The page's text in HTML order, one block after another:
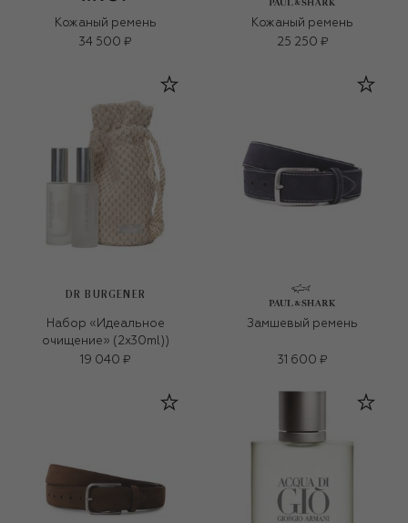
Кожаный ремень
34 500 ₽
Кожаный ремень
25 250 ₽
DR BURGENER
Набор «Идеальное
очищение» (2x30ml))
19 040 ₽
Замшевый ремень
31 600 ₽